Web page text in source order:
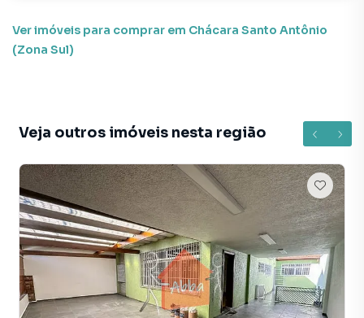
Ver imóveis para comprar em Chácara Santo Antônio
(Zona Sul)
Veja outros imóveis nesta região